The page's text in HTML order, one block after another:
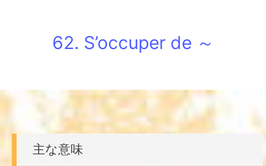
62. S’occuper de ～
主な意味